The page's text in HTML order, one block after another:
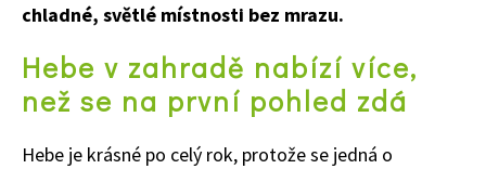
chladné, světlé místnosti bez mrazu.
Hebe v zahradě nabízí více,
než se na první pohled zdá
Hebe je krásné po celý rok, protože se jedná o